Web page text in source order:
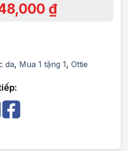
₫
da, Mua 1 tặng 1, Ottie